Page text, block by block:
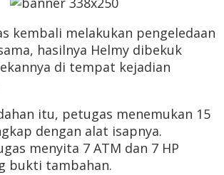
kembali melakukan pengeledaan
hasilnya Helmy dibekuk
di tempat kejadian
itu, petugas menemukan 15
dengan alat isapnya.
menyita 7 ATM dan 7 HP
bukti tambahan.